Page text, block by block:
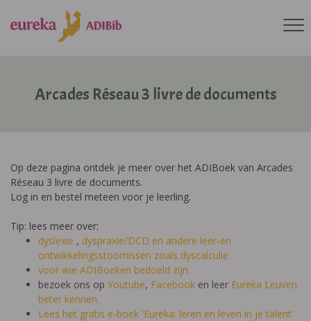
Arcades Réseau 3 livre de documents
Op deze pagina ontdek je meer over het ADIBoek van Arcades
Réseau 3 livre de documents.
Log in en bestel meteen voor je leerling.
Tip: lees meer over:
dyslexie , dyspraxie/DCD en andere leer-en
ontwikkelingsstoornissen zoals dyscalculie
voor wie ADIBoeken bedoeld zijn
bezoek ons op Youtube, Facebook en leer Eureka Leuven
beter kennen.
Lees het gratis e-boek 'Eureka: leren en leven in je talent'